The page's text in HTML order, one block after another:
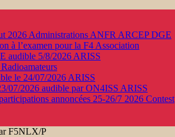
2026 Administrations ANFR ARCEP DGE
à l’examen pour la F4 Association
audible 5/8/2026 ARISS
Radioamateurs
le 24/07/2026 ARISS
07/2026 audible par ON4ISS ARISS
annoncées 25-26/7 2026 Contest
F5NLX/P